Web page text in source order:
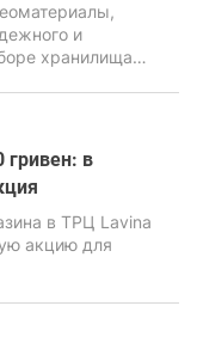
и
хранилища
сервисами и
остро.
гривен: в
в ТРЦ Lavina
акцию для